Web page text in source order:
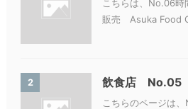
こちらは、No.06
販売 Asuka Food
2 飲食店 No.05
こちらのページは